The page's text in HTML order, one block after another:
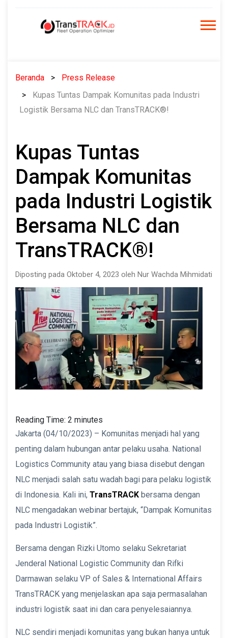
Beranda
Press Release
Kupas Tuntas Dampak Komunitas pada Industri
Logistik Bersama NLC dan TransTRACK®!
Kupas Tuntas
Dampak Komunitas
pada Industri Logistik
Bersama NLC dan
TransTRACK®!
Diposting pada Oktober 4, 2023 oleh Nur Wachda Mihmidati
Reading Time: 2 minutes
Jakarta (04/10/2023) – Komunitas menjadi hal yang
penting dalam hubungan antar pelaku usaha. National
Logistics Community atau yang biasa disebut dengan
NLC menjadi salah satu wadah bagi para pelaku logistik
di Indonesia. Kali ini, TransTRACK bersama dengan
NLC mengadakan webinar bertajuk, “Dampak Komunitas
pada Industri Logistik”.
Bersama dengan Rizki Utomo selaku Sekretariat
Jenderal National Logistic Community dan Rifki
Darmawan selaku VP of Sales & International Affairs
TransTRACK yang menjelaskan apa saja permasalahan
industri logistik saat ini dan cara penyelesaiannya.
NLC sendiri menjadi komunitas yang bukan hanya untuk